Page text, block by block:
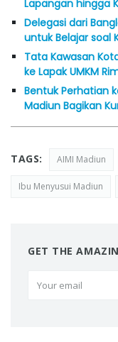
Lapangan hingga
Delegasi dari
untuk Belajar soal
Tata Kawasan
ke Lapak UMKM
Bentuk Perhatian
Madiun Bagikan
TAGS: AIMI Madiun
Ibu Menyusui Madiun
GET THE